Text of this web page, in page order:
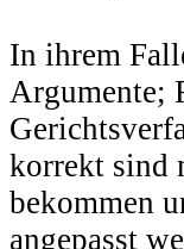
In ihrem
Argumente;
korrekt sind
bekommen
angepasst